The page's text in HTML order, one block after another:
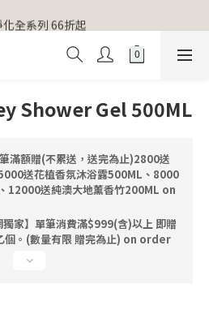
限金額 即送 香遇熊超人行李吊牌
全系列 66折起
限金額 即送 香遇熊超人行李吊牌
Shower Gel 500ML
滿額贈(不累送，送完為止)2800送
送花植香氛沐浴露500ML、8000
12000送純澳大地薰香竹200ML on
獨家】單筆消費滿$999(含)以上 即贈
個。(數量有限 贈完為止) on order